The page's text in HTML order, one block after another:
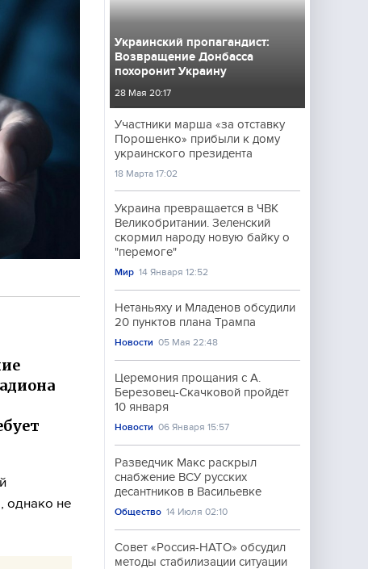
однако не
Украинский пропагандист:
Возвращение Донбасса
похоронит Украину
28 Мая 20:17
Участники марша «за отставку
Порошенко» прибыли к дому
украинского президента
18 Марта 17:02
Украина превращается в ЧВК
Великобритании. Зеленский
скормил народу новую байку о
"перемоге"
Мир 14 Января 12:52
Нетаньяху и Младенов обсудили
20 пунктов плана Трампа
Новости 05 Мая 22:48
Церемония прощания с А.
Березовец-Скачковой пройдёт
10 января
Новости 06 Января 15:57
Разведчик Макс раскрыл
снабжение ВСУ русских
десантников в Васильевке
Общество 14 Июля 02:10
Совет «Россия-НАТО» обсудил
методы стабилизации ситуации